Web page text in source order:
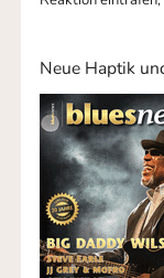
Neue Haptik